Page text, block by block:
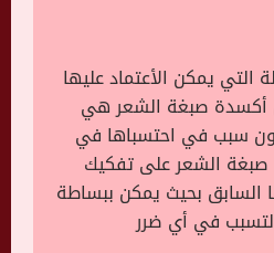
التي يمكن الأعتماد عليها
أكسدة صبغة الشعر هي
سبب في احتسباها في
الشعر على تفكيك
السابق بحيث يمكن ببساطة
في أي ضرر